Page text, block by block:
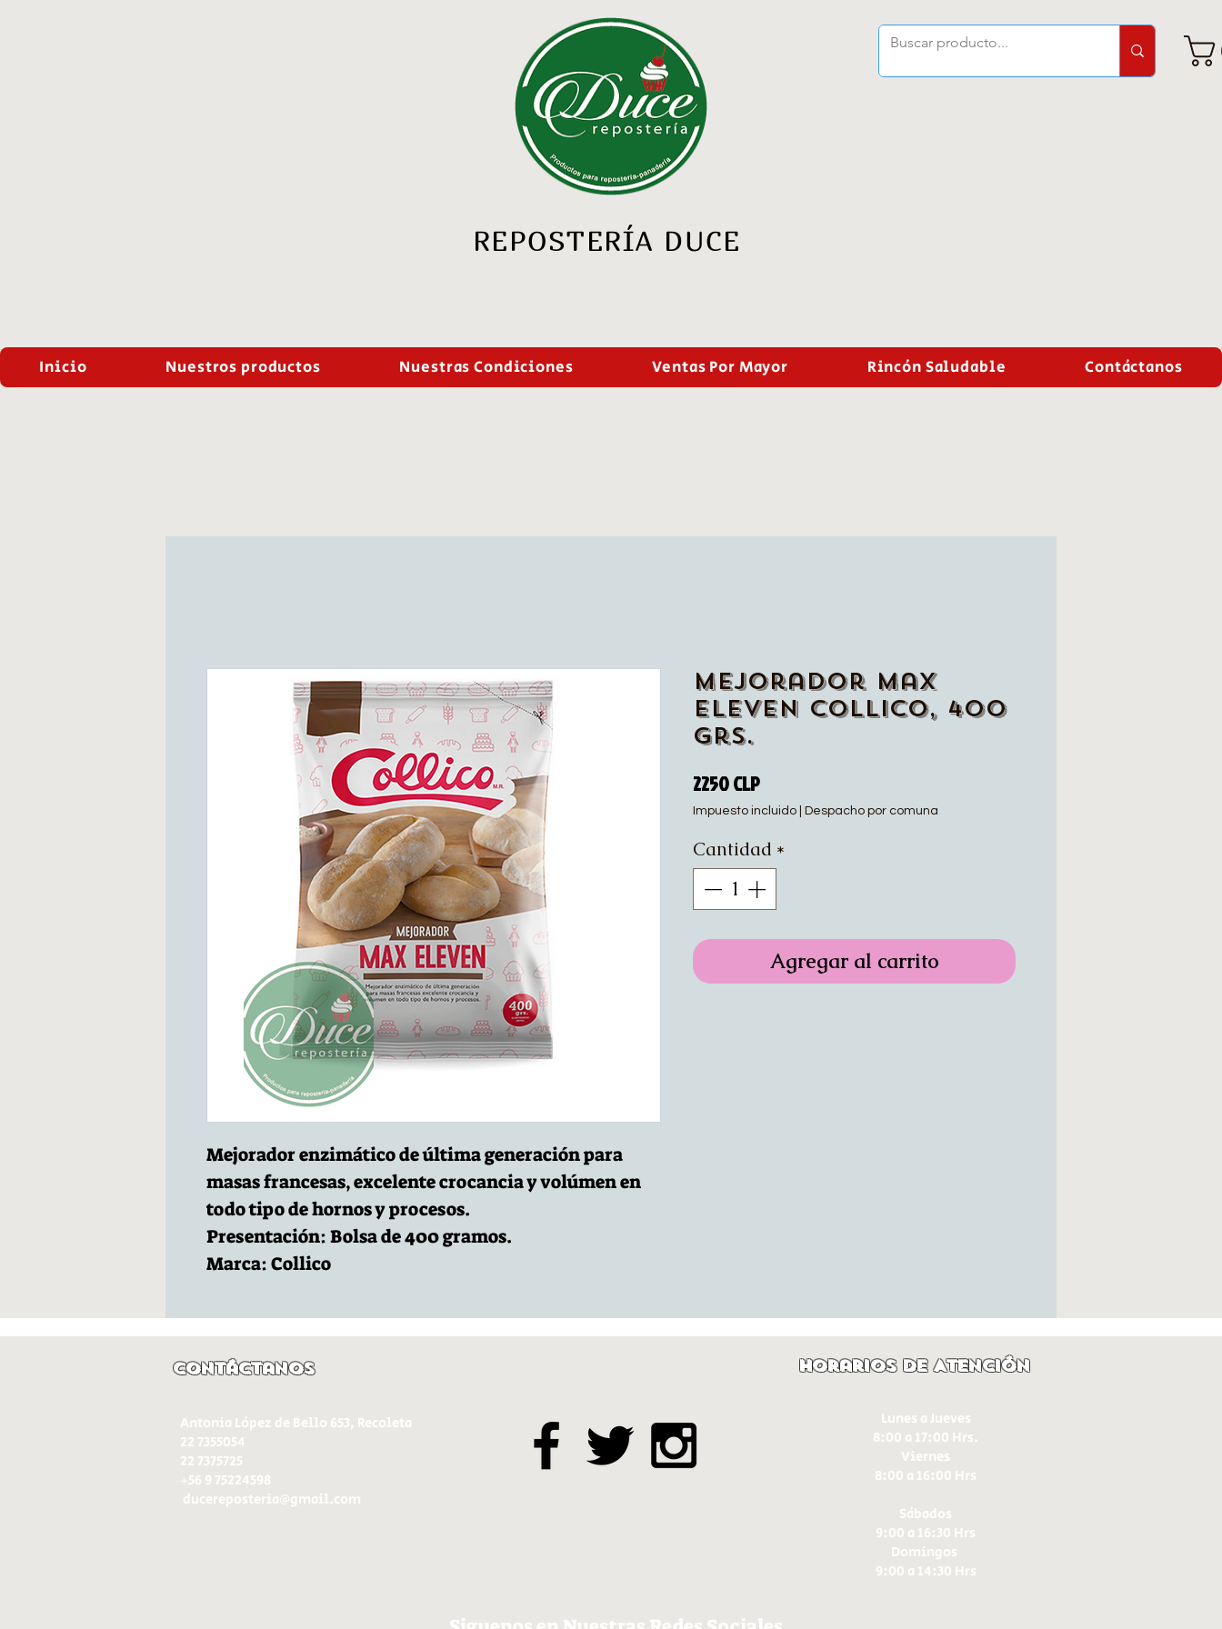
REPOSTERÍA DUCE
Inicio Nuestros productos Nuestras Condiciones Ventas Por Mayor Rincón Saludable Contáctanos
Mejorador enzimático de última generación para
masas francesas, excelente crocancia y volúmen en
todo tipo de hornos y procesos.
Presentación: Bolsa de 400 gramos.
Marca: Collico
Mejorador Max
Eleven Collico, 400
Grs.
2250 CLPPrecio
Impuesto incluido Despacho por comuna
Cantidad *
Agregar al carrito
Contáctanos
Antonia López de Bello 653, Recoleta
22 7355054
22 7375725
+56 9 75224598
ducereposteria@gmail.com
Horarios de Atención
Lunes a Jueves
8:00 a 17:00 Hrs.
Viernes
8:00 a 16:00 Hrs​
Sábados
9:00 a 16:30 Hrs
Domingos
9:00 a 14:30 Hrs